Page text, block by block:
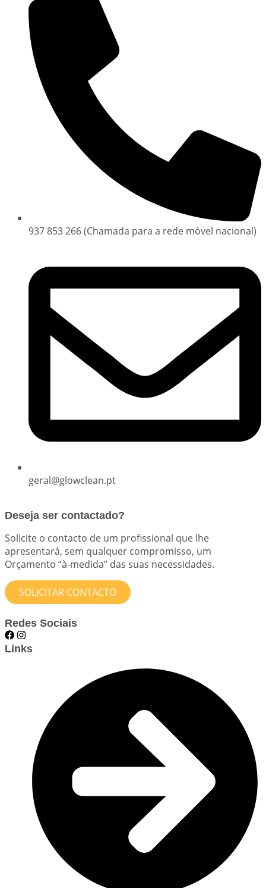
937 853 266 (Chamada para a rede móvel nacional)
geral@glowclean.pt
Deseja ser contactado?
Solicite o contacto de um profissional que lhe
apresentará, sem qualquer compromisso, um
Orçamento “à-medida” das suas necessidades.
SOLICITAR CONTACTO
Redes Sociais
Links